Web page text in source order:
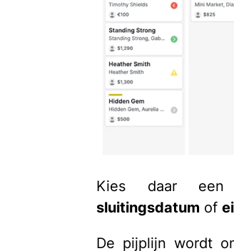
Kies daar
sluitingsdatum of
De pijplijn wordt